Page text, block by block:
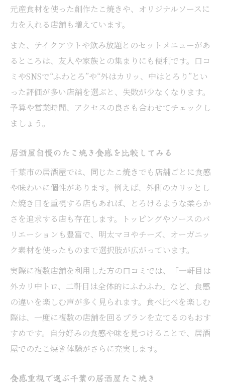
元産食材を使った創作たこ焼きや、オリジナルソースに
力を入れる店舗も増えています。
また、テイクアウトや飲み放題とのセットメニューがあ
るところは、友人や家族との集まりにも便利です。口コ
ミやSNSで“ふわとろ”や“外はカリッ、中はとろり”とい
った評価が多い店舗を選ぶと、失敗が少なくなります。
予算や営業時間、アクセスの良さも合わせてチェックし
ましょう。
居酒屋自慢のたこ焼き食感を比較してみる
千葉市の居酒屋では、同じたこ焼きでも店舗ごとに食感
や味わいに個性があります。例えば、外側のカリッとし
た焼き目を重視する店もあれば、とろけるような柔らか
さを追求する店も存在します。トッピングやソースのバ
リエーションも豊富で、明太マヨやチーズ、オーガニッ
ク素材を使ったものまで選択肢が広がっています。
実際に複数店舗を利用した方の口コミでは、「一軒目は
外カリ中トロ、二軒目は全体的にふわふわ」など、食感
の違いを楽しむ声が多く見られます。食べ比べを楽しむ
際は、一度に複数の店舗を回るプランを立てるのもおす
すめです。自分好みの食感や味を見つけることで、居酒
屋でのたこ焼き体験がさらに充実します。
食感重視で選ぶ千葉の居酒屋たこ焼き